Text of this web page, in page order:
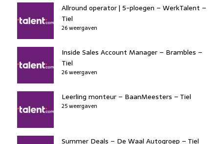
Allround operator | 5-ploegen – WerkTalent –
Tiel
26 weergaven
Inside Sales Account Manager – Brambles –
Tiel
26 weergaven
Leerling monteur – BaanMeesters – Tiel
25 weergaven
Summer Deals – De Waal Autogroep – Tiel